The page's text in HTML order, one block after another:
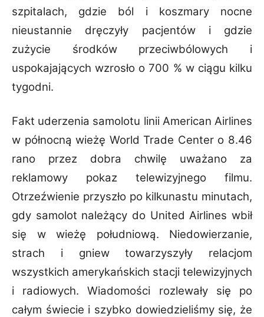
szpitalach, gdzie ból i koszmary nocne
nieustannie dręczyły pacjentów i gdzie
zużycie środków przeciwbólowych i
uspokajających wzrosło o 700 % w ciągu kilku
tygodni.
Fakt uderzenia samolotu linii American Airlines
w północną wieżę World Trade Center o 8.46
rano przez dobra chwilę uważano za
reklamowy pokaz telewizyjnego filmu.
Otrzeźwienie przyszło po kilkunastu minutach,
gdy samolot należący do United Airlines wbił
się w wieżę
południową. Niedowierzanie,
strach i gniew towarzyszyły relacjom
wszystkich amerykańskich stacji telewizyjnych
i radiowych. Wiadomości rozlewały się po
całym świecie i szybko dowiedzieliśmy się, że